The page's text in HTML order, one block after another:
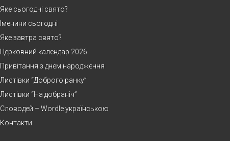
Яке сьогодні свято?
Іменини сьогодні
Яке завтра свято?
Церковний календар 2026
Привітання з днем народження
Листівки “Доброго ранку”
Листівки “На добраніч”
Словодей – Wordle українською
Контакти